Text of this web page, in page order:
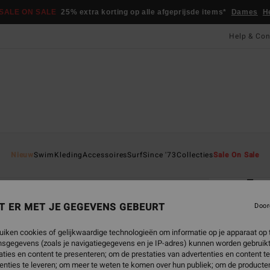
SALE ON SALE 25% extra korting op alle afgeprijsde items* Dames
Help &
NieuwSwimKledingAccessoiresSurfSince '73CollectiesSale On Sale
ECO-
€
ER MET JE GEGEVENS GEBEURT
cookies of gelijkwaardige technologieën om informatie op je apparaat
(zoals je navigatiegegevens en je IP-adres) kunnen worden
en content te presenteren; om de prestaties van advertenties en content
te leveren; om meer te weten te komen over hun publiek; om de